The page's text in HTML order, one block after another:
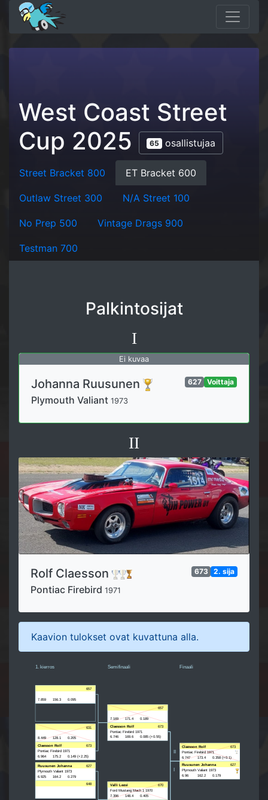
West Coast Street
Cup 2025
65 osallistujaa
Street Bracket 800 ET Bracket 600
Outlaw Street 300 N/A Street 100
No Prep 500 Vintage Drags 900
Testman 700
Palkintosijat
I
Ei kuvaa
Voittaja
627
Johanna Ruusunen
Plymouth Valiant 1973
II
2. sija
673
Rolf Claesson
Pontiac Firebird 1971
Kaavion tulokset ovat kuvattuna alla.
1. kierros
657
7.859 156.3 0.095
631
8.449 128.1
0.205
Claesson Rolf
673
Pontiac Firebird 1971
6.964 175.2 0.149 (+2.25)
Ruusunen Johanna 627
Plymouth Valiant 1973
6.925 164.2 0.279
648
Semifinaali
657
7.169 171.4 0.189
Claesson Rolf
673
Pontiac Firebird 1971
6.746 169.6 0.085 (+0.55)
Valli Leevi 670
Ford Mustang Mach 1 1970
7.396 148.4 0.405
Finaali
Claesson Rolf
673
Pontiac Firebird 1971
6.747
173.4 0.358 (+0.1)
Ruusunen Johanna 627
Plymouth Valiant 1973
6.96 162.2 0.179